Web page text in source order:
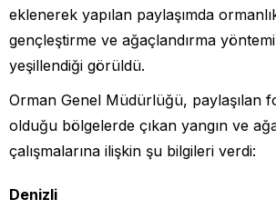
eklenerek yapılan paylaşımda
gençleştirme ve ağaçlandırma
yeşillendiği görüldü.
Orman Genel Müdürlüğü, paylaşılan
olduğu bölgelerde çıkan yangın ve
çalışmalarına ilişkin şu bilgileri verdi:
Denizli